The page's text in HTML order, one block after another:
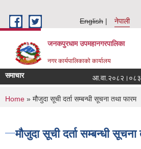
English
नेपाली
जनकपुरधाम उपमहानगरपालिका
नगर कार्यपालिकाको कार्यालय
समाचार
You are here
Home » मौजुदा सूची दर्ता सम्बन्धी सूचना तथा फारम
मौजुदा सूची दर्ता सम्बन्धी